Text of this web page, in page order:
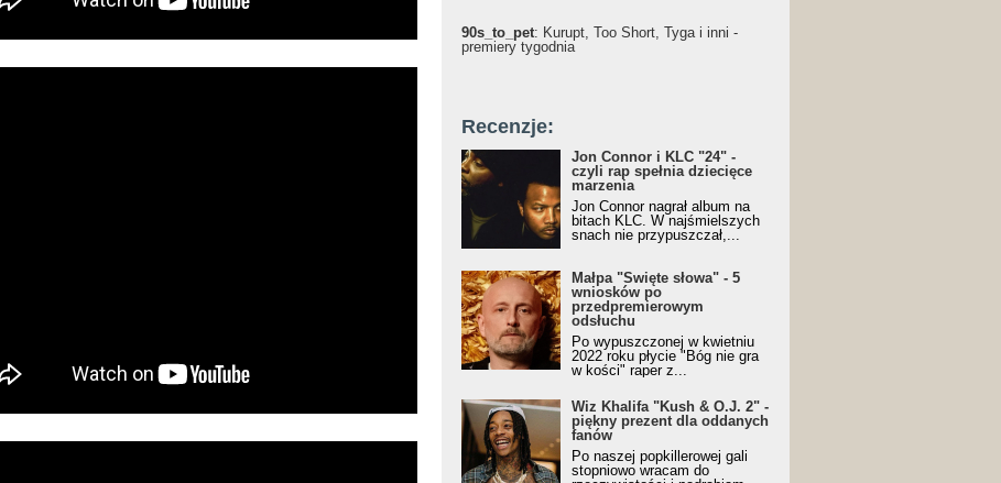
90s_to_pet: Kurupt, Too Short, Tyga i inni -
premiery tygodnia
Recenzje:
Jon Connor i KLC "24" -
czyli rap spełnia dziecięce
marzenia
Jon Connor nagrał album na
bitach KLC. W najśmielszych
snach nie przypuszczał,...
Małpa "Święte słowa" - 5
wniosków po
przedpremierowym
odsłuchu
Po wypuszczonej w kwietniu
2022 roku płycie "Bóg nie gra
w kości" raper z...
Wiz Khalifa "Kush & O.J. 2" -
piękny prezent dla oddanych
fanów
Po naszej popkillerowej gali
stopniowo wracam do